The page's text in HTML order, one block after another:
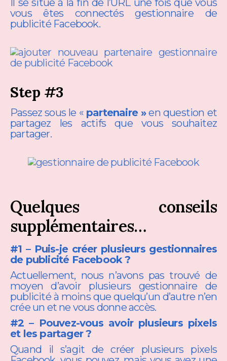
vous êtes connectés gestionnaire de
publicité Facebook.
Step #3
Passez sous le « partenaire »en question et
partagez les actifs que vous souhaitez
partager.
Quelques conseils
supplémentaires…
#1 – Puis-je créer plusieurs gestionnaires
de publicité Facebook ?
Actuellement, nous n’avons pas trouvé de
moyen d’avoir plusieurs gestionnaire de
publicité à moins que quelqu’un d’autre n’en
crée un et ne vous donne accès.
#2 – Pouvez-vous avoir plusieurs pixels
et les partager ?
Quand il s’agit de créer plusieurs pixels